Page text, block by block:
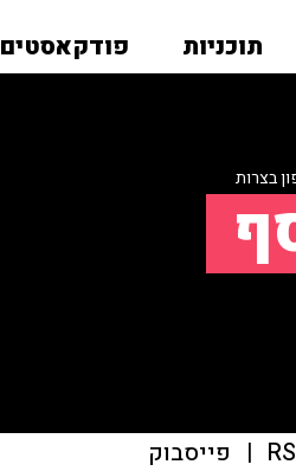
תוכניות פודקאסטים
בצרות
| פייסבוק